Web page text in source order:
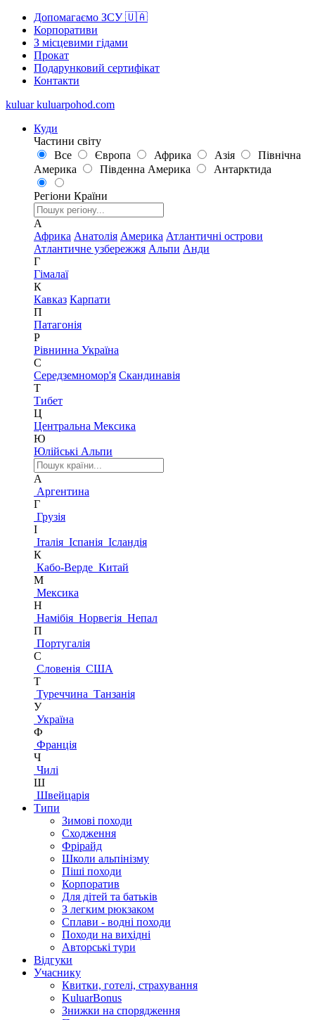
Допомагаємо ЗСУ 🇺🇦
Корпоративи
З місцевими гідами
Прокат
Подарунковий сертифікат
Контакти
kuluar kuluarpohod.com
Куди
Частини світу
Все
Європа Африка Азія
Північна
Америка
Південна Америка Антарктида
Регіони Країни
А
Африка Анатолія Америка Атлантичні острови
Атлантичне узбережжя Альпи Анди
Г
Гімалаї
К
Кавказ Карпати
П
Патагонія
Р
Рівнинна Україна
С
Середземномор'я Скандинавія
Т
Тибет
Ц
Центральна Мексика
Ю
Юлійські Альпи
А
Аргентина
Г
Грузія
І
Італія Іспанія Ісландія
К
Кабо-Верде Китай
М
Мексика
Н
Намібія Норвегія Непал
П
Португалія
С
Словенія США
Т
Туреччина Танзанія
У
Україна
Ф
Франція
Ч
Чилі
Ш
Швейцарія
Типи
Зимові походи
Сходження
Фрірайд
Школи альпінізму
Піші походи
Корпоратив
Для дітей та батьків
З легким рюкзаком
Сплави - водні походи
Походи на вихідні
Авторські тури
Відгуки
Учаснику
Квитки, готелі, страхування
KuluarBonus
Знижки на спорядження